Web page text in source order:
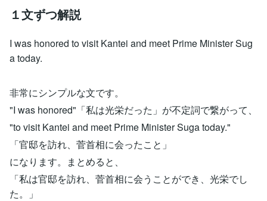
１文ずつ解説
I was honored to visit Kantei and meet Prime Minister Sug
a today.
非常にシンプルな文です。
"I was honored"「私は光栄だった」が不定詞で繋がって、
"to visit Kantei and meet Prime Minister Suga today."
「官邸を訪れ、菅首相に会ったこと」
になります。まとめると、
「私は官邸を訪れ、菅首相に会うことができ、光栄でし
た。」